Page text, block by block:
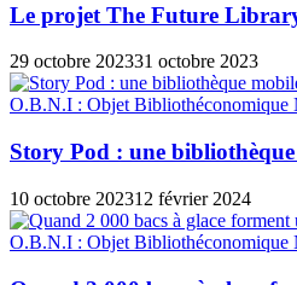
Le projet The Future
29 octobre 202331 octobre 2023
O.B.N.I : Objet Bibliothéconomique
Story Pod : une
10 octobre 202312 février 2024
O.B.N.I : Objet Bibliothéconomique